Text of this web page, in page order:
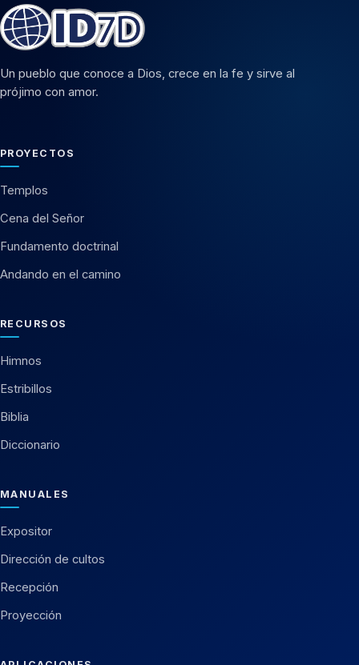
Un pueblo que conoce a Dios, crece en la fe y sirve al
prójimo con amor.
PROYECTOS
Templos
Cena del Señor
Fundamento doctrinal
Andando en el camino
RECURSOS
Himnos
Estribillos
Biblia
Diccionario
MANUALES
Expositor
Dirección de cultos
Recepción
Proyección